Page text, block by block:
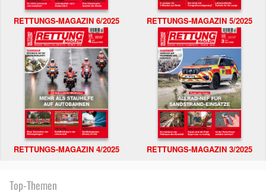
RETTUNGS-MAGAZIN 6/2025 RETTUNGS-MAGAZIN 5/2025
RETTUNGS-MAGAZIN 4/2025 RETTUNGS-MAGAZIN 3/2025
Top-Themen